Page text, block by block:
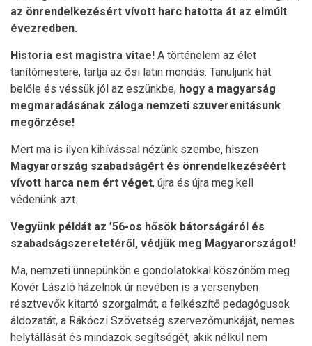
az önrendelkezésért vívott harc hatotta át az elmúlt
évezredben.
Historia est magistra vitae! A történelem az élet
tanítómestere, tartja az ősi latin mondás. Tanuljunk hát
belőle és véssük jól az eszünkbe, hogy a magyarság
megmaradásának záloga nemzeti szuverenitásunk
megőrzése!
Mert ma is ilyen kihívással nézünk szembe, hiszen
Magyarország szabadságért és önrendelkezéséért
vívott harca nem ért véget, újra és újra meg kell
védenünk azt.
Vegyünk példát az ’56-os hősök bátorságáról és
szabadságszeretetéről, védjük meg Magyarországot!
Ma, nemzeti ünnepünkön e gondolatokkal köszönöm meg
Kövér László házelnök úr nevében is a versenyben
résztvevők kitartó szorgalmát, a felkészítő pedagógusok
áldozatát, a Rákóczi Szövetség szervezőmunkáját, nemes
helytállását és mindazok segítségét, akik nélkül nem